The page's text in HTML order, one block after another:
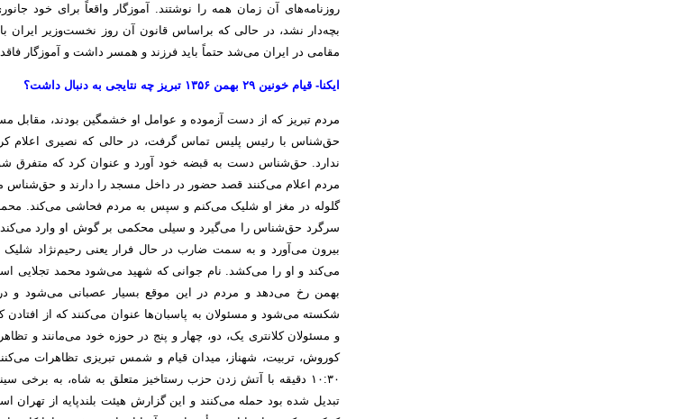
روزنامه‌های آن زمان همه را نوشتند. آموزگار واقعاً برای خود
بچه‌دار نشد، در حالی که براساس قانون آن روز نخست‌وزیر
مقامی در ایران می‌شد حتماً باید فرزند و همسر داشت و آموزگار فاقد
ایکنا- قیام خونین ۲۹ بهمن ۱۳۵۶ تبریز چه نتایجی به دنبال داشت؟
مردم تبریز که از دست آزموده و عوامل او خشمگین بودند،
حق‌شناس با رئیس پلیس تماس گرفت، در حالی که نصیری اعلام
ندارد. حق‌شناس دست به قبضه خود آورد و عنوان کرد که متفرق
مردم اعلام می‌کنند قصد حضور در داخل مسجد را دارند و
گلوله در مغز او شلیک می‌کنم و سپس به مردم فحاشی می‌کند.
سرگرد حق‌شناس را می‌گیرد و سیلی محکمی بر گوش او وارد می‌کند
بیرون می‌آورد و به سمت ضارب در حال فرار یعنی رحیم‌نژاد شلیک
بهمن رخ می‌دهد و مردم در این موقع بسیار عصبانی می‌شود و در
شکسته می‌شود و مسئولان به پاسبان‌ها عنوان می‌کنند که از افتادن
و مسئولان کلانتری یک، دو، چهار و پنج در حوزه خود می‌مانند و
کوروش، تربیت، شهناز، میدان قیام و شمس تبریزی تظاهرات
۱۰:۳۰ دقیقه با آتش زدن حزب رستاخیز متعلق به شاه، به برخی
تبدیل شده بود حمله می‌کنند و این گزارش هیئت بلندپایه از تهران